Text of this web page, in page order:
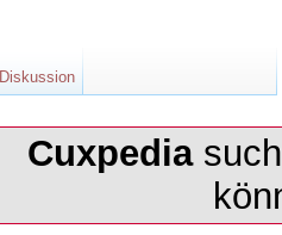
Cuxpedia
Diskussion